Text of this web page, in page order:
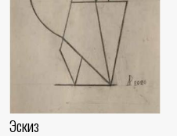
Эскиз